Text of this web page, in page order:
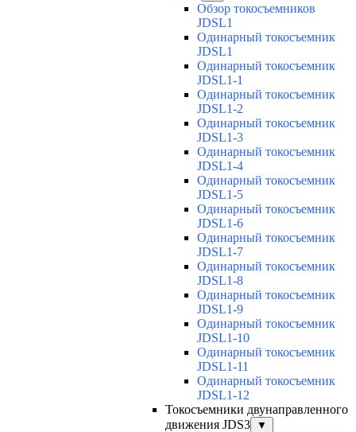
Обзор токосъемников
JDSL1
Одинарный токосъемник
JDSL1
Одинарный токосъемник
JDSL1-1
Одинарный токосъемник
JDSL1-2
Одинарный токосъемник
JDSL1-3
Одинарный токосъемник
JDSL1-4
Одинарный токосъемник
JDSL1-5
Одинарный токосъемник
JDSL1-6
Одинарный токосъемник
JDSL1-7
Одинарный токосъемник
JDSL1-8
Одинарный токосъемник
JDSL1-9
Одинарный токосъемник
JDSL1-10
Одинарный токосъемник
JDSL1-11
Одинарный токосъемник
JDSL1-12
Токосъемники двунаправленного
движения JDS3
▼